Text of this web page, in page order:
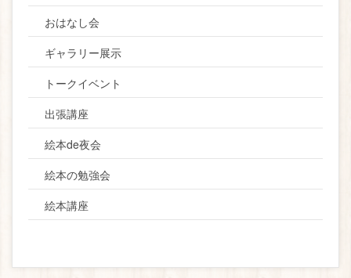
おはなし会
ギャラリー展示
トークイベント
出張講座
絵本de夜会
絵本の勉強会
絵本講座